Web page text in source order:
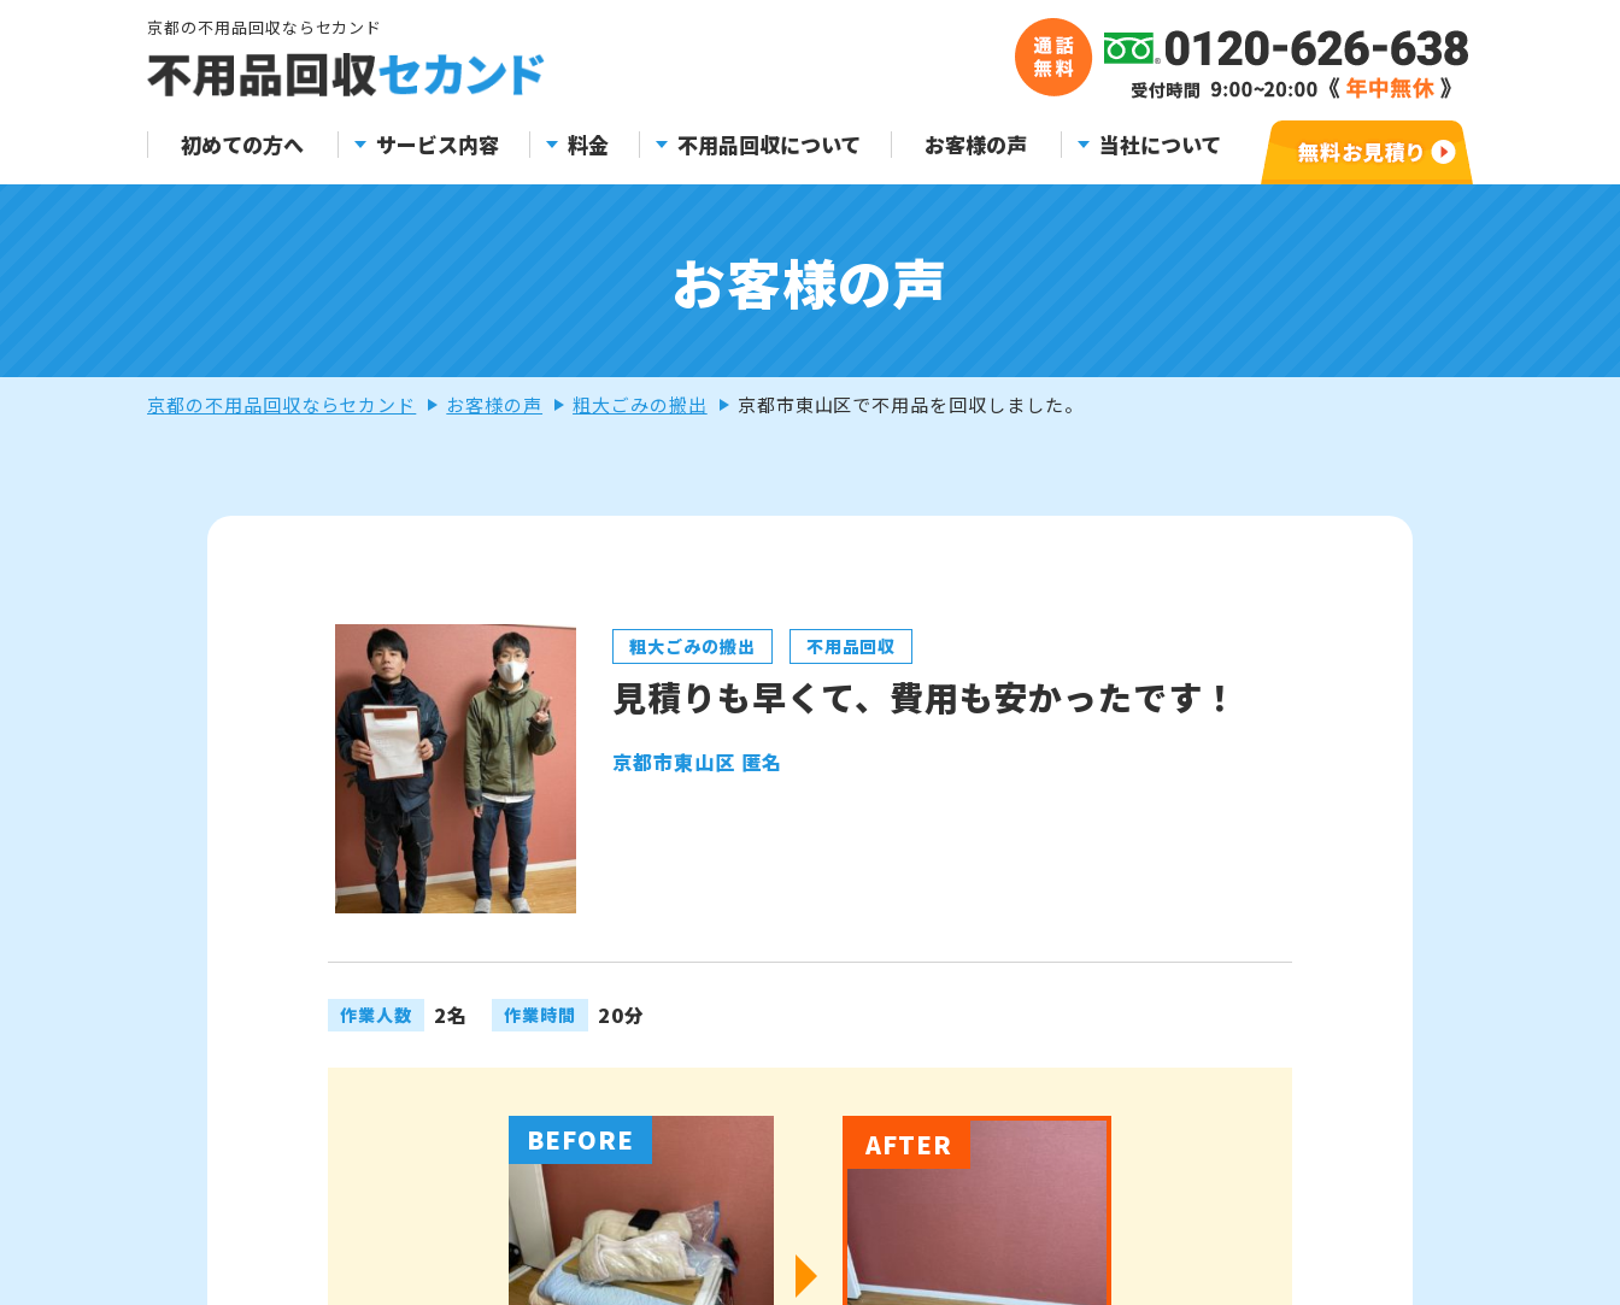
京都の不用品回収ならセカンド
初めての方へ サービス内容 料金 不用品回収について お客様の声 当社について
お客様の声
京都の不用品回収ならセカンド お客様の声 粗大ごみの搬出 京都市東山区で不用品を回収しました。
粗大ごみの搬出 不用品回収
見積りも早くて、費用も安かったです！
京都市東山区 匿名
作業人数 2名 作業時間 20分